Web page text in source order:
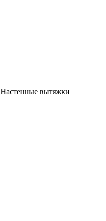
Настенные вытяжки